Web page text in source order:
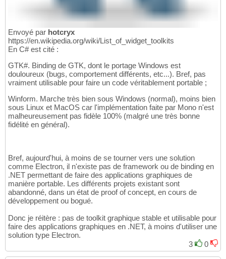
Envoyé par hotcryx
https://en.wikipedia.org/wiki/List_of_widget_toolkits
En C# est cité :
GTK#. Binding de GTK, dont le portage Windows est
douloureux (bugs, comportement différents, etc...). Bref, pas
vraiment utilisable pour faire un code véritablement portable ;
Winform. Marche très bien sous Windows (normal), moins bien
sous Linux et MacOS car l'implémentation faite par Mono n'est
malheureusement pas fidèle 100% (malgré une très bonne
fidélité en général).
Bref, aujourd'hui, à moins de se tourner vers une solution
comme Electron, il n'existe pas de framework ou de binding en
.NET permettant de faire des applications graphiques de
manière portable. Les différents projets existant sont
abandonné, dans un état de proof of concept, en cours de
développement ou bogué.
Donc je réitère : pas de toolkit graphique stable et utilisable pour
faire des applications graphiques en .NET, à moins d'utiliser une
solution type Electron.
3
0